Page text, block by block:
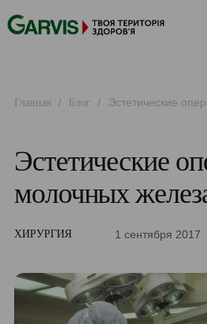
Главная / Блог /
Эстетические
Эстетические
молочных
ХИРУРГИЯ 1 сентября 2017